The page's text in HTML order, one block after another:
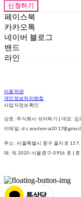
신청하기
페이스북
카카오톡
네이버 블로그
밴드
라인
이용약관
개인정보처리방침
사업자정보확인
상호: 주식회사 섞어짜기 | 대표:
이메일:
주소: 서울특별시 중구 을지로
매: 제 2020-서울중구-0916 호 |